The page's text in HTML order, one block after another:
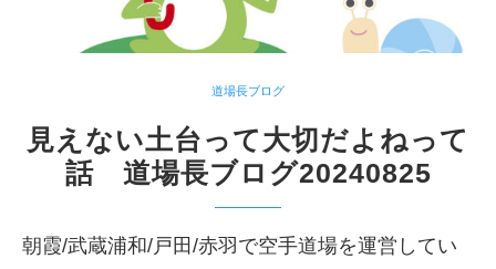
道場長ブログ
見えない土台って大切だよねって
話 道場長ブログ20240825
朝霞/武蔵浦和/戸田/赤羽で空手道場を運営してい